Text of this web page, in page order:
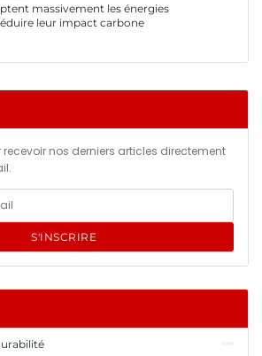
massivement les énergies
leur impact carbone
nos derniers articles directement
S'INSCRIRE